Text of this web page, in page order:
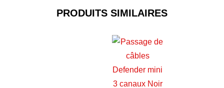
PRODUITS SIMILAIRES